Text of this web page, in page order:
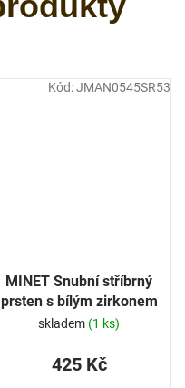
MINET Snubní stříbrný
prsten s bílým zirkonem
skladem (1 ks)
425 Kč
Kód:JMAN0545SR53